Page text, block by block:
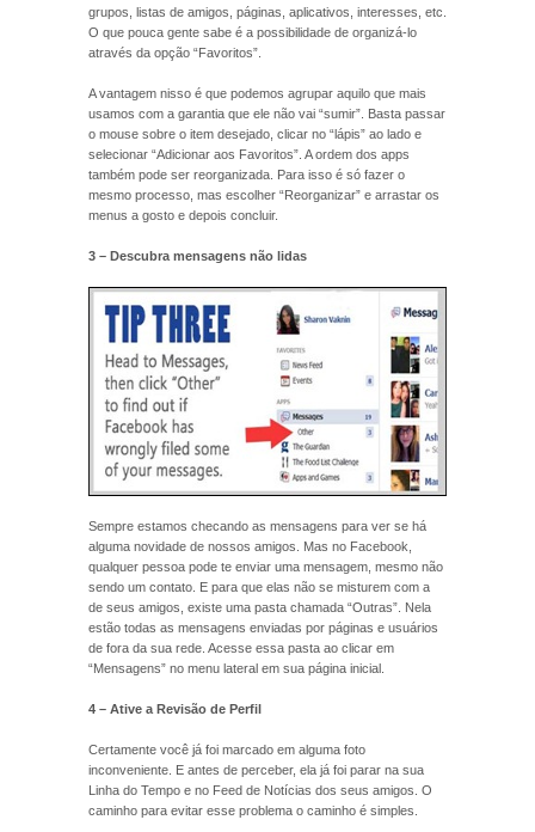
grupos, listas de amigos, páginas, aplicativos, interesses, etc.
O que pouca gente sabe é a possibilidade de organizá-lo
através da opção “Favoritos”.
A vantagem nisso é que podemos agrupar aquilo que mais
usamos com a garantia que ele não vai “sumir”. Basta passar
o mouse sobre o item desejado, clicar no “lápis” ao lado e
selecionar “Adicionar aos Favoritos”. A ordem dos apps
também pode ser reorganizada. Para isso é só fazer o
mesmo processo, mas escolher “Reorganizar” e arrastar os
menus a gosto e depois concluir.
3 – Descubra mensagens não lidas
Sempre estamos checando as mensagens para ver se há
alguma novidade de nossos amigos. Mas no Facebook,
qualquer pessoa pode te enviar uma mensagem, mesmo não
sendo um contato. E para que elas não se misturem com a
de seus amigos, existe uma pasta chamada “Outras”. Nela
estão todas as mensagens enviadas por páginas e usuários
de fora da sua rede. Acesse essa pasta ao clicar em
“Mensagens” no menu lateral em sua página inicial.
4 – Ative a Revisão de Perfil
Certamente você já foi marcado em alguma foto
inconveniente. E antes de perceber, ela já foi parar na sua
Linha do Tempo e no Feed de Notícias dos seus amigos. O
caminho para evitar esse problema o caminho é simples.